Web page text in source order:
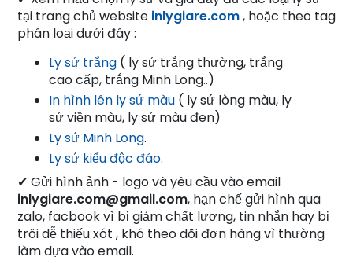
tại trang chủ website inlygiare.com, hoặc theo tag
phân loại dưới đây :
Ly sứ trắng( ly sứ trắng thường, trắng
cao cấp, trắng Minh Long..)
In hình lên ly sứ màu( ly sứ lòng màu, ly
sứ viền màu, ly sứ màu đen)
Ly sứ Minh Long.
Ly sứ kiểu độc đáo.
✔ Gửi hình ảnh - logo và yêu cầu vào email
inlygiare.com@gmail.com, hạn chế gửi hình qua
zalo, facbook vì bị giảm chất lượng, tin nhắn hay bị
trôi dễ thiếu xót , khó theo dõi đơn hàng vì thường
làm dựa vào email.